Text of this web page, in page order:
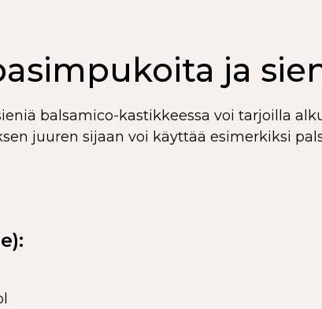
ja
balsamico-kastikkeessa voi tarjoilla
juuren sijaan voi käyttää esimerkiksi